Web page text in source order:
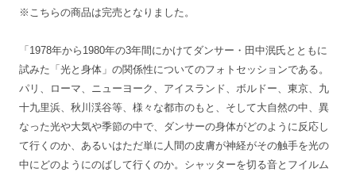
※こちらの商品は完売となりました。
「1978年から1980年の3年間にかけてダンサー・田中泯氏とともに
試みた「光と身体」の関係性についてのフォトセッションである。
パリ、ローマ、ニューヨーク、アイスランド、ボルドー、東京、九
十九里浜、秋川渓谷等、様々な都市のもと、そして大自然の中、異
なった光や大気や季節の中で、ダンサーの身体がどのように反応し
て行くのか、あるいはただ単に人間の皮膚が神経がその触手を光の
中にどのようにのばして行くのか。シャッターを切る音とフイルム